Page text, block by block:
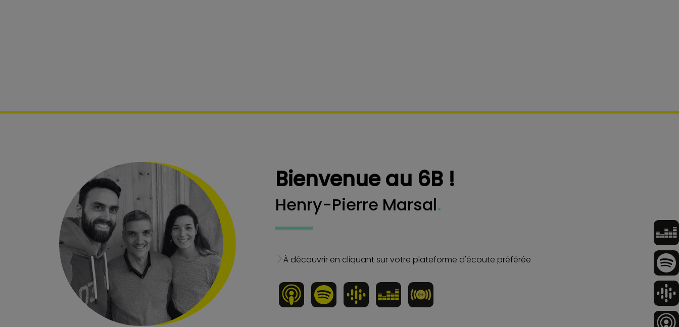
Bienvenue au 6B !
Henry-Pierre Marsal.
À découvrir en cliquant sur votre plateforme d'écoute préférée